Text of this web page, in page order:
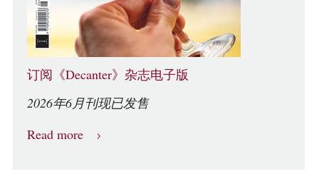
订阅《Decanter》杂志电子版
2026年6月刊现已发售
Read more